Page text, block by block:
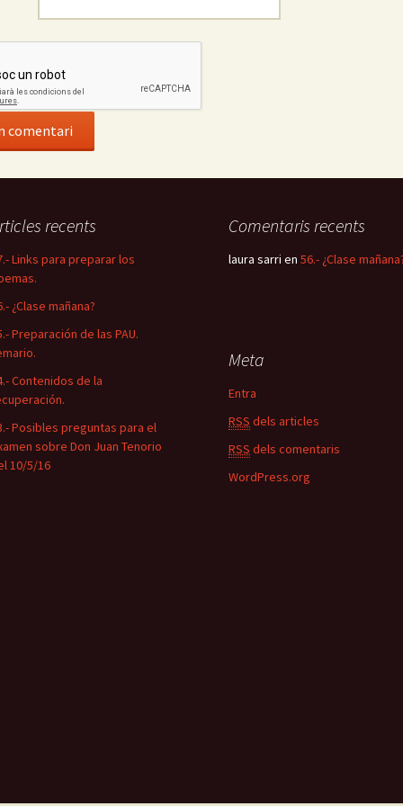
recents
Links para preparar los
¿Clase mañana?
Preparación de las PAU.
Contenidos de la
Posibles preguntas para el
sobre Don Juan Tenorio
10/5/16
Comentaris recents
laura sarri en 56.- ¿Clase
Meta
Entra
RSS dels articles
RSS dels comentaris
WordPress.org